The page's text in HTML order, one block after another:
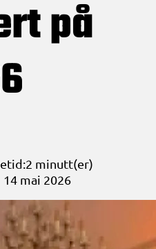
på
minutt(er)
14 mai 2026